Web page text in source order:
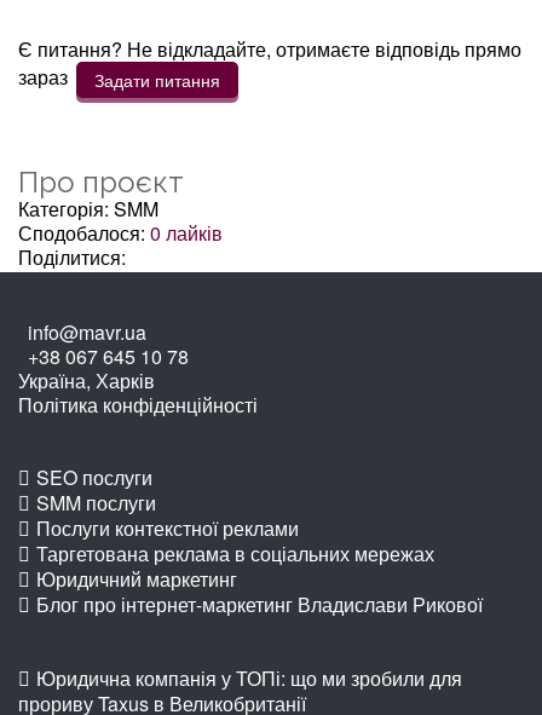
Є питання? Не відкладайте, отримаєте відповідь прямо
зараз
Задати питання
Про проєкт
Категорія: SMM
Сподобалося: 0 лайків
Поділитися:
info@mavr.ua
+38 067 645 10 78
Україна, Харків
Політика конфіденційності
SEO послуги
SMM послуги
Послуги контекстної реклами
Таргетована реклама в соціальних мережах
Юридичний маркетинг
Блог про інтернет-маркетинг Владислави Рикової
Юридична компанія у ТОПі: що ми зробили для
прориву Taxus в Великобританії